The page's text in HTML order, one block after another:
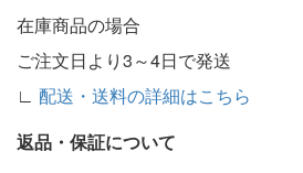
在庫商品の場合
ご注文日より3～4日で発送
∟ 配送・送料の詳細はこちら
返品・保証について